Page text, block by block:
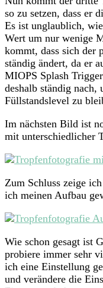
so zu setzen, dass er
Es ist unglaublich,
Wert um nur wenige
kommt, dass sich der
ständig ändert, da er
MIOPS Splash
deshalb ständig nach,
Füllstandslevel zu
Im nächsten Bild ist
mit unterschiedlicher
Zum Schluss zeige
ich meinen Aufbau
Wie schon gesagt ist
probiere immer sehr
ich eine Einstellung
und verändere die